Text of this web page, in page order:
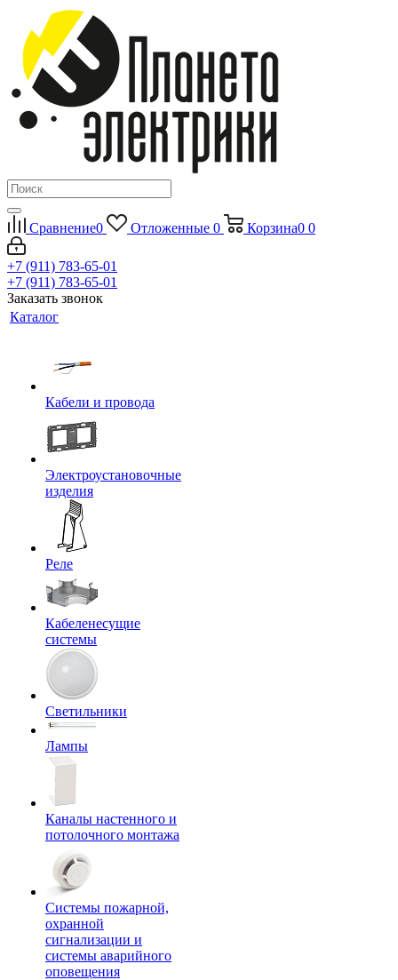
Сравнение0 Отложенные 0 Корзина0 0
+7 (911) 783-65-01
+7 (911) 783-65-01
Заказать звонок
Каталог
Кабели и провода
Электроустановочные
изделия
Реле
Кабеленесущие
системы
Светильники
Лампы
Каналы настенного и
потолочного монтажа
Системы пожарной,
охранной
сигнализации и
системы аварийного
оповещения